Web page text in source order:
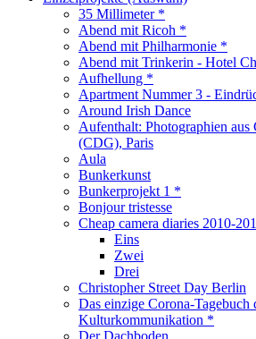
35 Millimeter *
Abend mit Ricoh *
Abend mit Philharmonie *
Abend mit Trinkerin - Hotel
Aufhellung *
Apartment Nummer 3 -
Around Irish Dance
Aufenthalt: Photographien aus
(CDG), Paris
Aula
Bunkerkunst
Bunkerprojekt 1 *
Bonjour tristesse
Cheap camera diaries 2010-
Eins
Zwei
Drei
Christopher Street Day Berlin
Das einzige Corona-Tagebuch
Kulturkommunikation *